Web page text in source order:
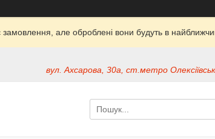
але оброблені вони будуть в
вул. Ахсарова, 30а, ст.метро